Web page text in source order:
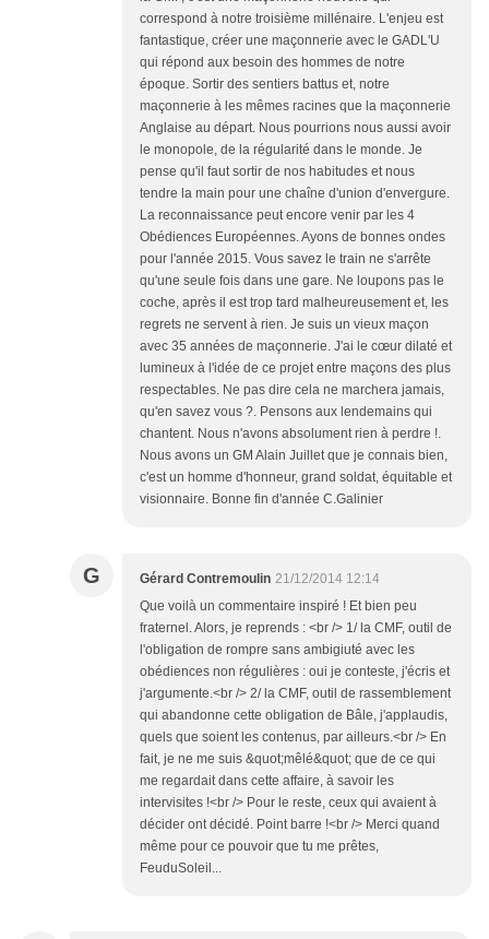
correspond à notre troisième millénaire. L'enjeu est
fantastique, créer une maçonnerie avec le GADL'U
qui répond aux besoin des hommes de notre
époque. Sortir des sentiers battus et, notre
maçonnerie à les mêmes racines que la maçonnerie
Anglaise au départ. Nous pourrions nous aussi avoir
le monopole, de la régularité dans le monde. Je
pense qu'il faut sortir de nos habitudes et nous
tendre la main pour une chaîne d'union d'envergure.
La reconnaissance peut encore venir par les 4
Obédiences Européennes. Ayons de bonnes ondes
pour l'année 2015. Vous savez le train ne s'arrête
qu'une seule fois dans une gare. Ne loupons pas le
coche, après il est trop tard malheureusement et, les
regrets ne servent à rien. Je suis un vieux maçon
avec 35 années de maçonnerie. J'ai le cœur dilaté et
lumineux à l'idée de ce projet entre maçons des plus
respectables. Ne pas dire cela ne marchera jamais,
qu'en savez vous ?. Pensons aux lendemains qui
chantent. Nous n'avons absolument rien à perdre !.
Nous avons un GM Alain Juillet que je connais bien,
c'est un homme d'honneur, grand soldat, équitable et
visionnaire. Bonne fin d'année C.Galinier
G Gérard Contremoulin 21/12/2014 12:14
Que voilà un commentaire inspiré ! Et bien peu
fraternel. Alors, je reprends : <br /> 1/ la CMF, outil de
l'obligation de rompre sans ambigiuté avec les
obédiences non régulières : oui je conteste, j'écris et
j'argumente.<br /> 2/ la CMF, outil de rassemblement
qui abandonne cette obligation de Bâle, j'applaudis,
quels que soient les contenus, par ailleurs.<br /> En
fait, je ne me suis &quot;mêlé&quot; que de ce qui
me regardait dans cette affaire, à savoir les
intervisites !<br /> Pour le reste, ceux qui avaient à
décider ont décidé. Point barre !<br /> Merci quand
même pour ce pouvoir que tu me prêtes,
FeuduSoleil...